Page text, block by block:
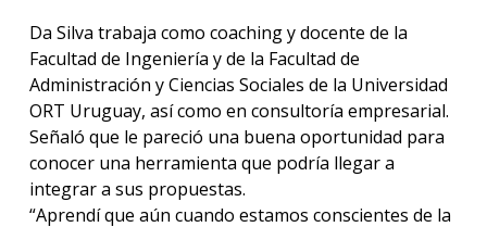
Da Silva trabaja como coaching y docente de la
Facultad de Ingeniería y de la Facultad de
Administración y Ciencias Sociales de la Universidad
ORT Uruguay, así como en consultoría empresarial.
Señaló que le pareció una buena oportunidad para
conocer una herramienta que podría llegar a
integrar a sus propuestas.
“Aprendí que aún cuando estamos conscientes de la